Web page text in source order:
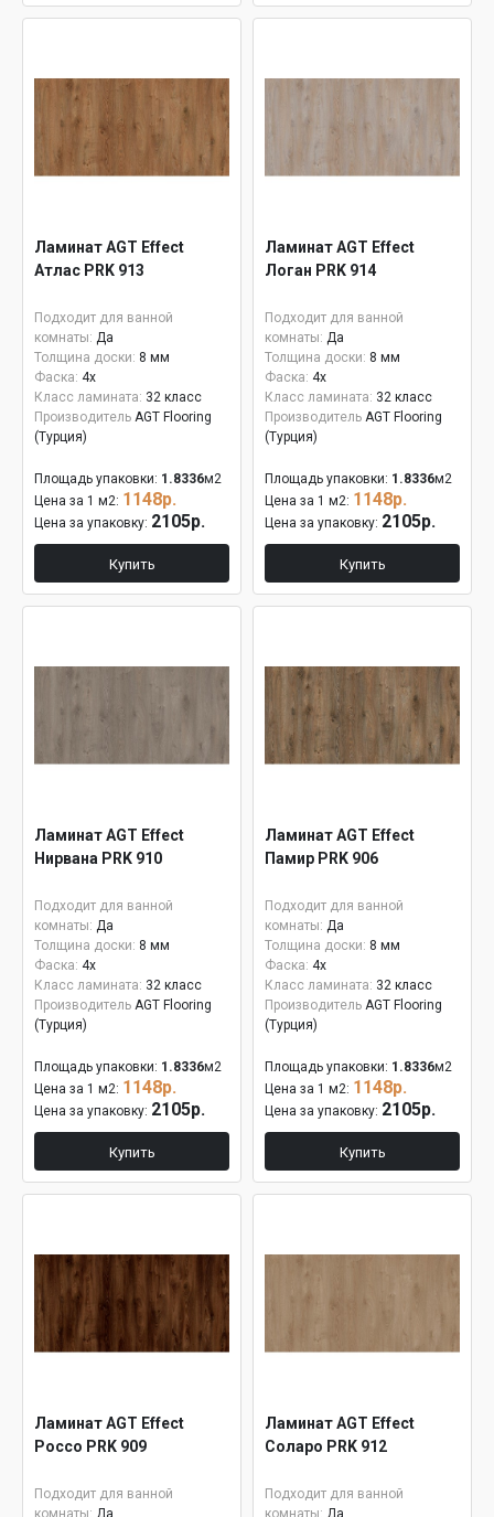
Ламинат AGT Effect
Атлас PRK 913
Подходит для ванной
комнаты: Да
Толщина доски: 8 мм
Фаска: 4x
Класс ламината: 32 класс
Производитель AGT Flooring
(Турция)
Площадь упаковки: 1.8336м2
Цена за 1 м2: 1148р.
Цена за упаковку: 2105р.
Купить
Ламинат AGT Effect
Логан PRK 914
Подходит для ванной
комнаты: Да
Толщина доски: 8 мм
Фаска: 4x
Класс ламината: 32 класс
Производитель AGT Flooring
(Турция)
Площадь упаковки: 1.8336м2
Цена за 1 м2: 1148р.
Цена за упаковку: 2105р.
Купить
Ламинат AGT Effect
Нирвана PRK 910
Подходит для ванной
комнаты: Да
Толщина доски: 8 мм
Фаска: 4x
Класс ламината: 32 класс
Производитель AGT Flooring
(Турция)
Площадь упаковки: 1.8336м2
Цена за 1 м2: 1148р.
Цена за упаковку: 2105р.
Купить
Ламинат AGT Effect
Памир PRK 906
Подходит для ванной
комнаты: Да
Толщина доски: 8 мм
Фаска: 4x
Класс ламината: 32 класс
Производитель AGT Flooring
(Турция)
Площадь упаковки: 1.8336м2
Цена за 1 м2: 1148р.
Цена за упаковку: 2105р.
Купить
Ламинат AGT Effect
Россо PRK 909
Подходит для ванной
комнаты: Да
Ламинат AGT Effect
Соларо PRK 912
Подходит для ванной
комнаты: Да